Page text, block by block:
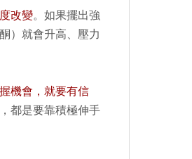
改變。如果擺出強
）就會升高、壓力
機會，就要有信
都是要靠積極伸手